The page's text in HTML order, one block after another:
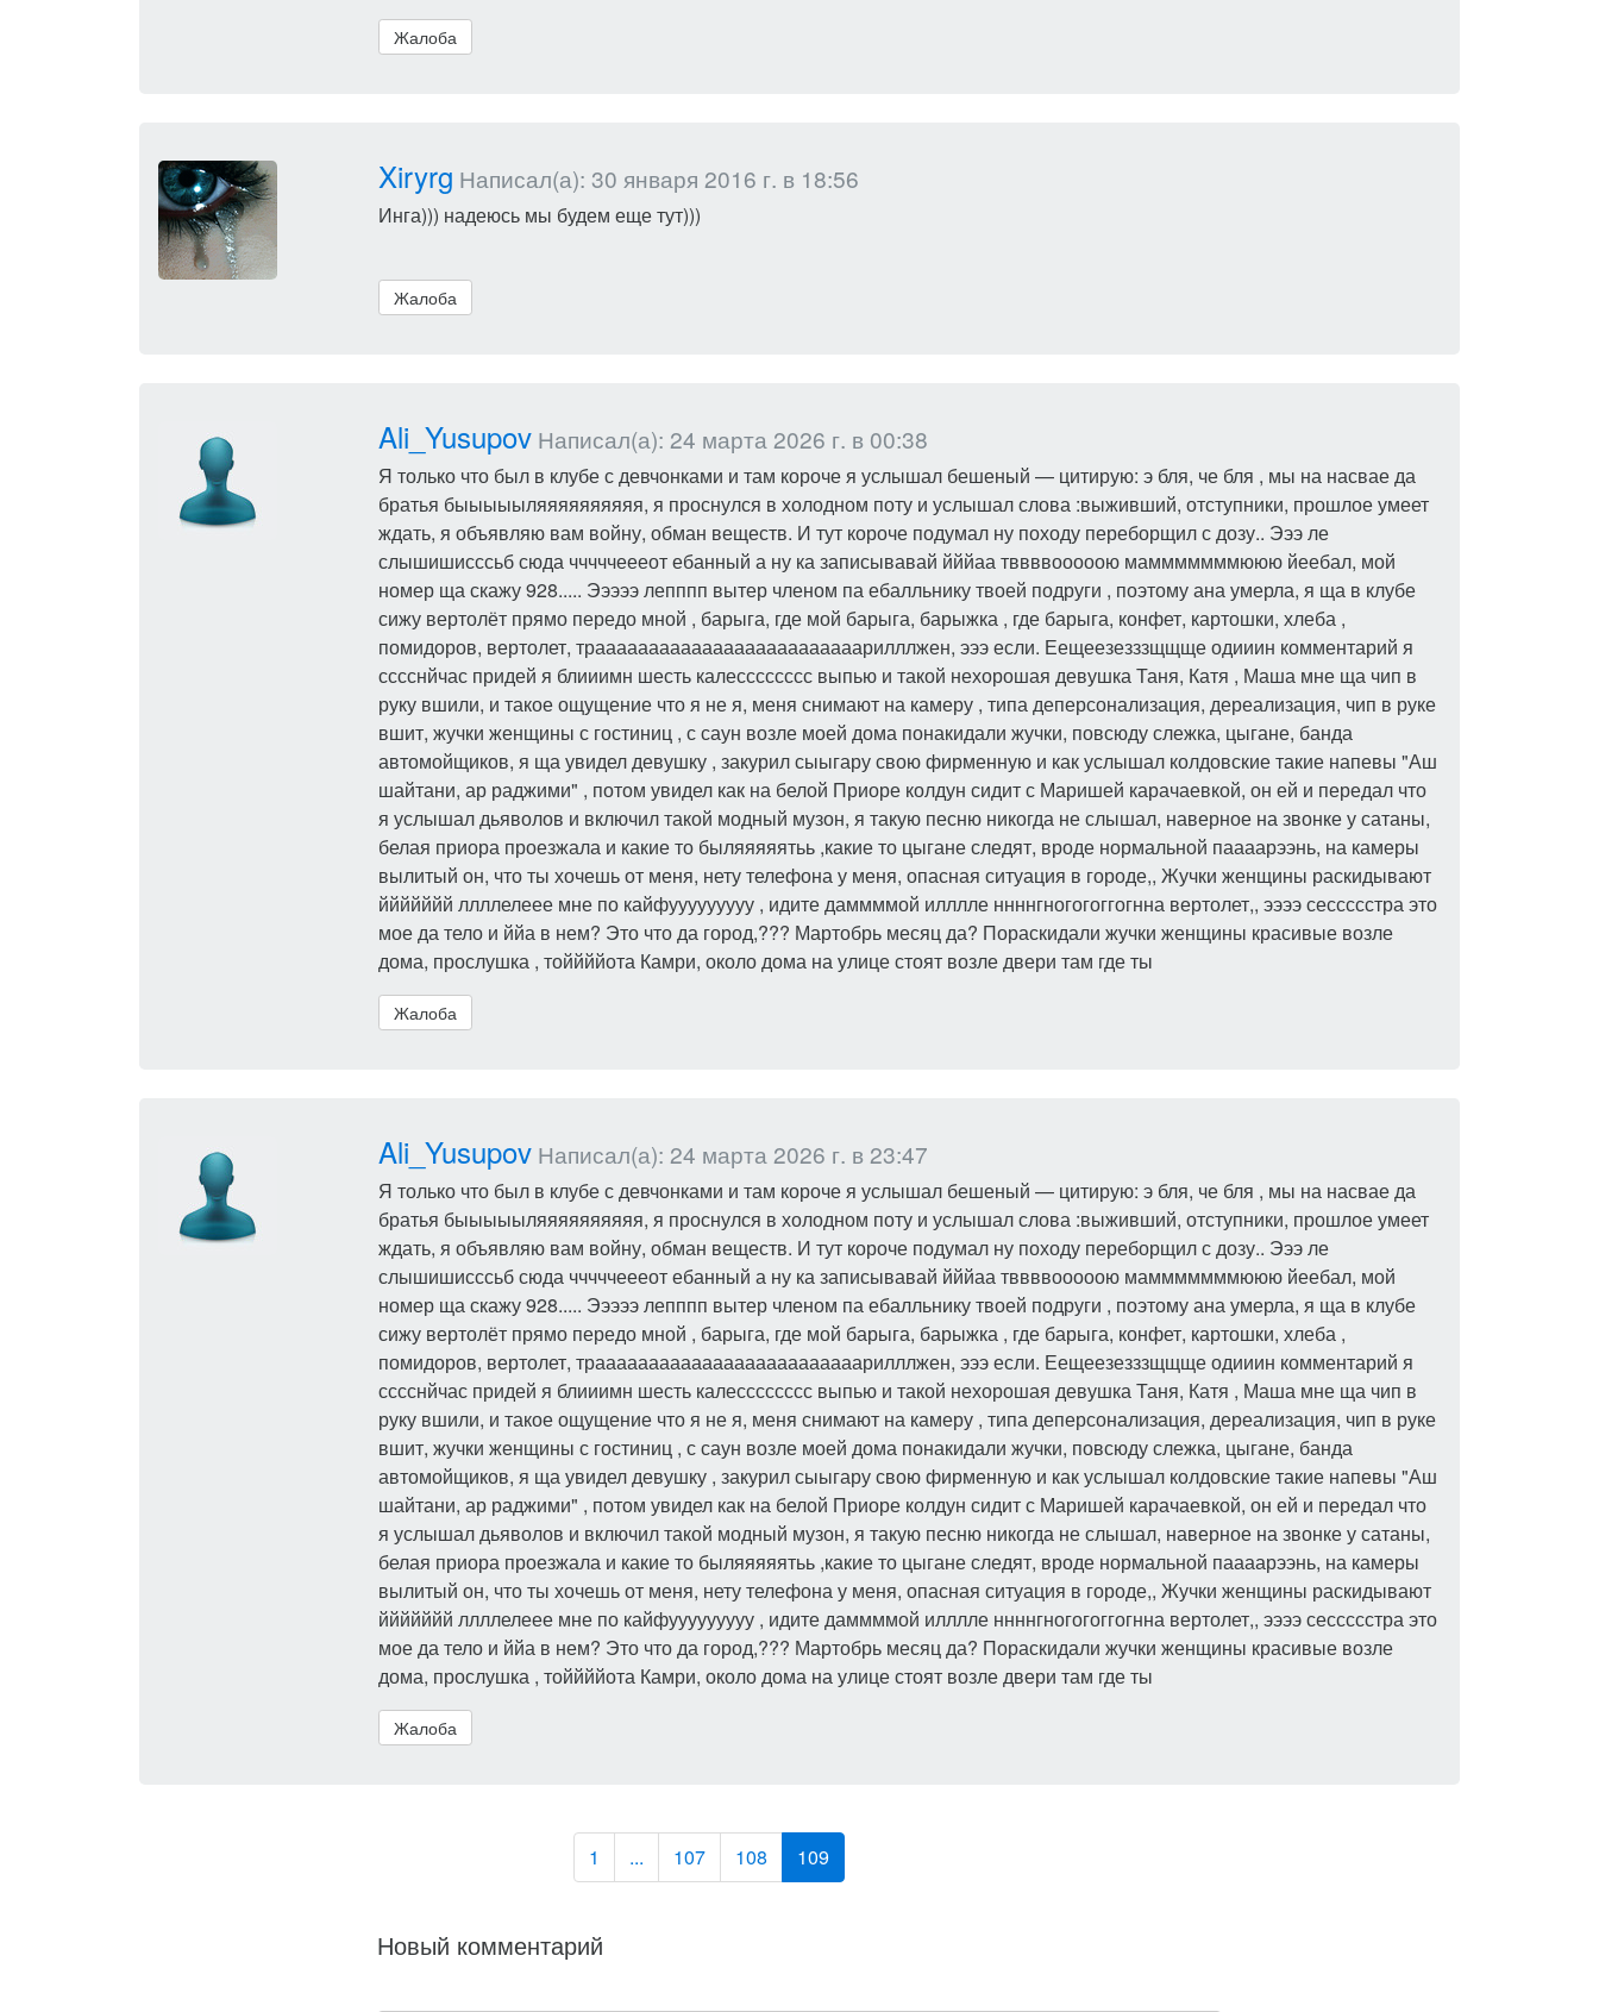
Жалоба
Xiryrg Написал(а): 30 января 2016 г. в 18:56
Инга))) надеюсь мы будем еще тут)))
Жалоба
Ali_YusupovНаписал(а): 24 марта 2026 г. в 00:38
Я только что был в клубе с девчонками и там короче я услышал бешеный — цитирую: э бля, че бля , мы на насвае да
братья быыыыыляяяяяяяяяя, я проснулся в холодном поту и услышал слова :выживший, отступники, прошлое умеет
ждать, я объявляю вам войну, обман веществ. И тут короче подумал ну походу переборщил с дозу.. Эээ ле
слышишисссьб сюда чччччеееот ебанный а ну ка записывавай йййаа тввввооооою мамммммммююю йеебал, мой
номер ща скажу 928..... Эээээ лепппп вытер членом па ебалльнику твоей подруги , поэтому ана умерла, я ща в клубе
сижу вертолёт прямо передо мной , барыга, где мой барыга, барыжка , где барыга, конфет, картошки, хлеба ,
помидоров, вертолет, трааааааааааааааааааааааааарилллжен, эээ если. Еещеезезззщщще одииин комментарий я
сссснйчас придей я блииимн шесть калесссссссс выпью и такой нехорошая девушка Таня, Катя , Маша мне ща чип в
руку вшили, и такое ощущение что я не я, меня снимают на камеру , типа деперсонализация, дереализация, чип в руке
вшит, жучки женщины с гостиниц , с саун возле моей дома понакидали жучки, повсюду слежка, цыгане, банда
автомойщиков, я ща увидел девушку , закурил сыыгару свою фирменную и как услышал колдовские такие напевы "Аш
шайтани, ар раджими" , потом увидел как на белой Приоре колдун сидит с Маришей карачаевкой, он ей и передал что
я услышал дьяволов и включил такой модный музон, я такую песню никогда не слышал, наверное на звонке у сатаны,
белая приора проезжала и какие то быляяяяятьь ,какие то цыгане следят, вроде нормальной паааарээнь, на камеры
вылитый он, что ты хочешь от меня, нету телефона у меня, опасная ситуация в городе,, Жучки женщины раскидывают
ййййййй ллллелеее мне по кайфууууууууу , идите даммммой илллле ннннгногогоггогнна вертолет,, ээээ сессссстра это
мое да тело и ййа в нем? Это что да город,??? Мартобрь месяц да? Пораскидали жучки женщины красивые возле
дома, прослушка , тоййййота Камри, около дома на улице стоят возле двери там где ты
Жалоба
Ali_YusupovНаписал(а): 24 марта 2026 г. в 23:47
Я только что был в клубе с девчонками и там короче я услышал бешеный — цитирую: э бля, че бля , мы на насвае да
братья быыыыыляяяяяяяяяя, я проснулся в холодном поту и услышал слова :выживший, отступники, прошлое умеет
ждать, я объявляю вам войну, обман веществ. И тут короче подумал ну походу переборщил с дозу.. Эээ ле
слышишисссьб сюда чччччеееот ебанный а ну ка записывавай йййаа тввввооооою мамммммммююю йеебал, мой
номер ща скажу 928..... Эээээ лепппп вытер членом па ебалльнику твоей подруги , поэтому ана умерла, я ща в клубе
сижу вертолёт прямо передо мной , барыга, где мой барыга, барыжка , где барыга, конфет, картошки, хлеба ,
помидоров, вертолет, трааааааааааааааааааааааааарилллжен, эээ если. Еещеезезззщщще одииин комментарий я
сссснйчас придей я блииимн шесть калесссссссс выпью и такой нехорошая девушка Таня, Катя , Маша мне ща чип в
руку вшили, и такое ощущение что я не я, меня снимают на камеру , типа деперсонализация, дереализация, чип в руке
вшит, жучки женщины с гостиниц , с саун возле моей дома понакидали жучки, повсюду слежка, цыгане, банда
автомойщиков, я ща увидел девушку , закурил сыыгару свою фирменную и как услышал колдовские такие напевы "Аш
шайтани, ар раджими" , потом увидел как на белой Приоре колдун сидит с Маришей карачаевкой, он ей и передал что
я услышал дьяволов и включил такой модный музон, я такую песню никогда не слышал, наверное на звонке у сатаны,
белая приора проезжала и какие то быляяяяятьь ,какие то цыгане следят, вроде нормальной паааарээнь, на камеры
вылитый он, что ты хочешь от меня, нету телефона у меня, опасная ситуация в городе,, Жучки женщины раскидывают
ййййййй ллллелеее мне по кайфууууууууу , идите даммммой илллле ннннгногогоггогнна вертолет,, ээээ сессссстра это
мое да тело и ййа в нем? Это что да город,??? Мартобрь месяц да? Пораскидали жучки женщины красивые возле
дома, прослушка , тоййййота Камри, около дома на улице стоят возле двери там где ты
Жалоба
1 ... 107 108 109
Новый комментарий